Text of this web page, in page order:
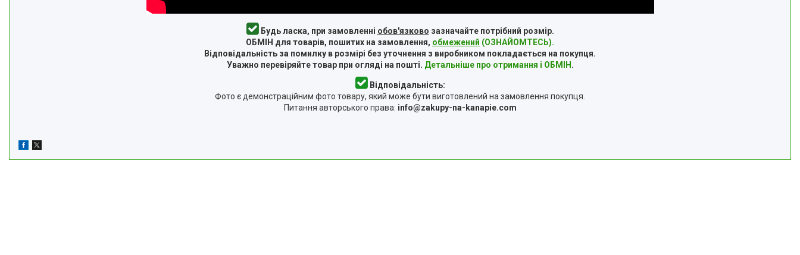
Будь ласка, при замовленні обов'язково зазначайте потрібний розмір.
ОБМІН для товарів, пошитих на замовлення, обмежений (ОЗНАЙОМТЕСЬ).
Відповідальність за помилку в розмірі без уточнення з виробником покладається на покупця.
Уважно перевіряйте товар при огляді на пошті. Детальніше про отримання і ОБМІН .
Відповідальність:
Фото є демонстраційним фото товару, який може бути виготовлений на замовлення покупця.
Питання авторського права: info@zakupy-na-kanapie.com